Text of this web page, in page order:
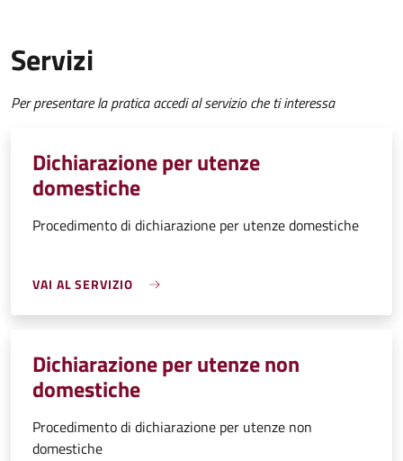
Servizi
Per presentare la pratica accedi al servizio che ti interessa
Dichiarazione per utenze
domestiche
Procedimento di dichiarazione per utenze domestiche
VAI AL SERVIZIO
Dichiarazione per utenze non
domestiche
Procedimento di dichiarazione per utenze non
domestiche